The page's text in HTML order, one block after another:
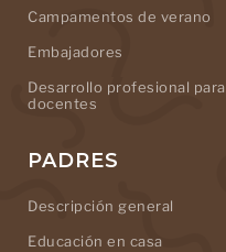
Campamentos de verano
Embajadores
Desarrollo profesional para
docentes
PADRES
Descripción general
Educación en casa